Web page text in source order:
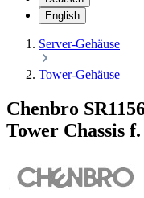
English
Server-Gehäuse
Tower-Gehäuse
Chenbro
Tower Chassis